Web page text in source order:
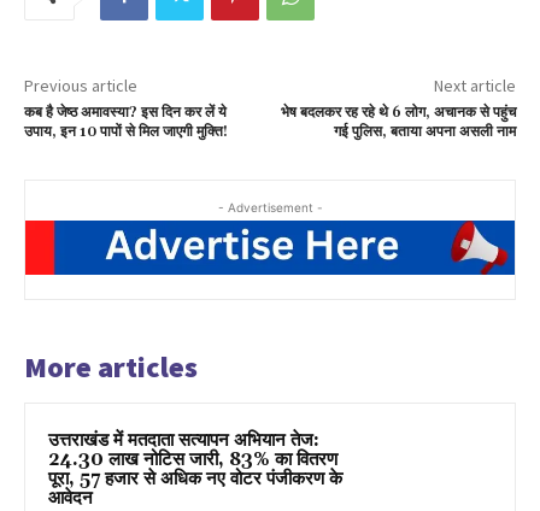
Previous article
कब है जेष्ठ अमावस्या? इस दिन कर लें ये
उपाय, इन 10 पापों से मिल जाएगी मुक्ति!
Next article
भेष बदलकर रह रहे थे 6 लोग, अचानक से पहुंच
गई पुलिस, बताया अपना असली नाम
- Advertisement -
More articles
उत्तराखंड में मतदाता सत्यापन अभियान तेज:
24.30 लाख नोटिस जारी, 83% का वितरण
पूरा, 57 हजार से अधिक नए वोटर पंजीकरण के
आवेदन